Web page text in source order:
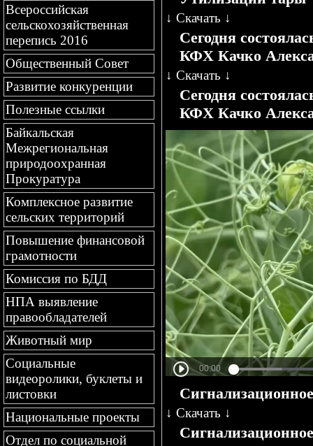
Всероссийская
сельскохозяйственная
перепись 2016
Общественный Совет
Развитие конкуренции
Полезные ссылки
Байкальская
Межрегиональная
природоохранная
Прокуратура
Комплексное развитие
сельских территорий
Повышение финансовой
грамотности
Комиссия по БДД
НПА выявление
правообладателей
Животный мир
Социальные
видеоролики, буклеты и
листовки
Национальные проекты
Отдел по социальной
↓ Скачать ↓
Сегодня
КФХ Качко
↓ Скачать ↓
Сегодня
КФХ Качко
↓ Скачать ↓